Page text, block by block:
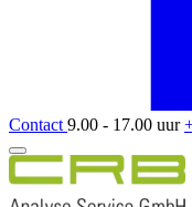
Contact 9.00 - 17.00 uur